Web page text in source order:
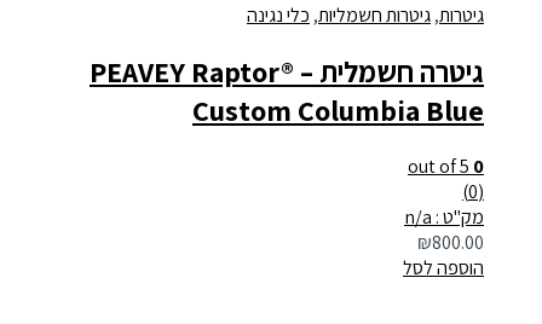
גיטרות,גיטרות חשמליות,כלי נגינה
גיטרה חשמלית – PEAVEY Raptor®
Custom Columbia Blue
0
out of 5
מק"ט : n/a
₪800.00
הוספה לסל